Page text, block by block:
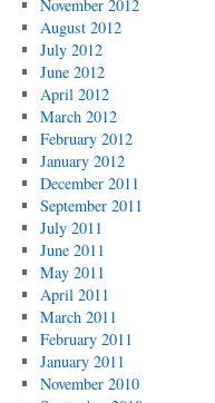
November 2012
August 2012
July 2012
June 2012
April 2012
March 2012
February 2012
January 2012
December 2011
September 2011
July 2011
June 2011
May 2011
April 2011
March 2011
February 2011
January 2011
November 2010